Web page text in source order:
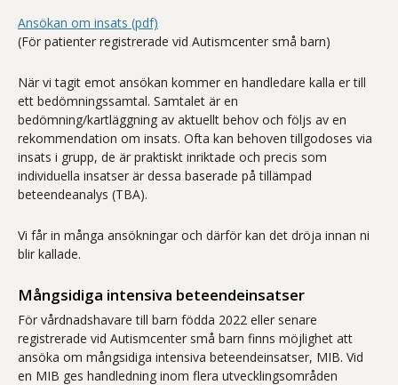
Ansökan om insats (pdf)
(För patienter registrerade vid Autismcenter små barn)
När vi tagit emot ansökan kommer en handledare kalla er till
ett bedömningssamtal. Samtalet är en
bedömning/kartläggning av aktuellt behov och följs av en
rekommendation om insats. Ofta kan behoven tillgodoses via
insats i grupp, de är praktiskt inriktade och precis som
individuella insatser är dessa baserade på tillämpad
beteendeanalys (TBA).
Vi får in många ansökningar och därför kan det dröja innan ni
blir kallade.
Mångsidiga intensiva beteendeinsatser
För vårdnadshavare till barn födda 2022 eller senare
registrerade vid Autismcenter små barn finns möjlighet att
ansöka om mångsidiga intensiva beteendeinsatser, MIB. Vid
en MIB ges handledning inom flera utvecklingsområden